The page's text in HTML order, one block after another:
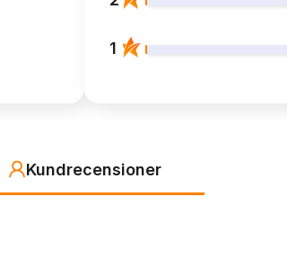
1
Kundrecensioner